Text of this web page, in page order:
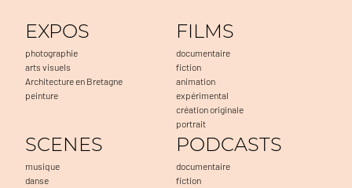
EXPOS
photographie
arts visuels
Architecture en Bretagne
peinture
FILMS
documentaire
fiction
animation
expérimental
création originale
portrait
SCENES
musique
danse
PODCASTS
documentaire
fiction